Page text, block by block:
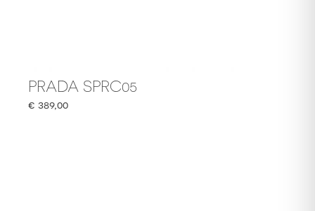
PRADA SPRC05
€ 389,00